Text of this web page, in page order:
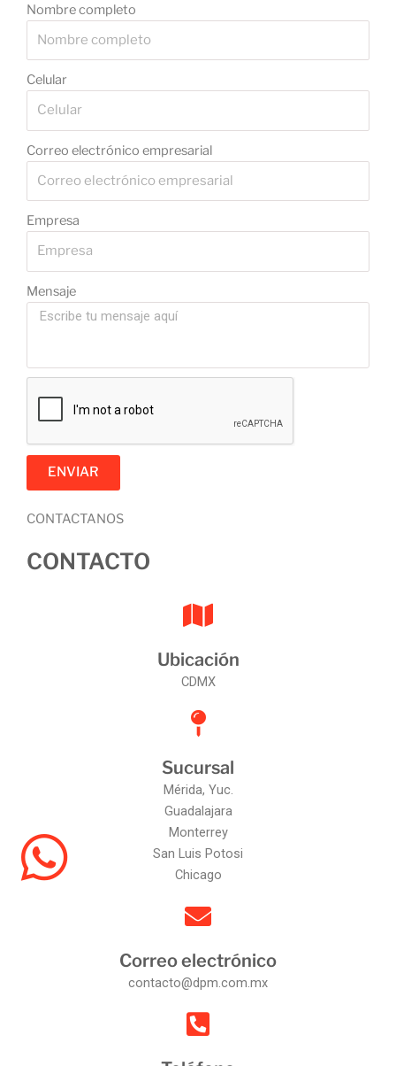
Nombre completo
Celular
Correo electrónico empresarial
Empresa
Mensaje
ENVIAR
CONTACTANOS
CONTACTO
Ubicación
CDMX
Sucursal
Mérida, Yuc.
Guadalajara
Monterrey
San Luis Potosi
Chicago
Correo electrónico
contacto@dpm.com.mx